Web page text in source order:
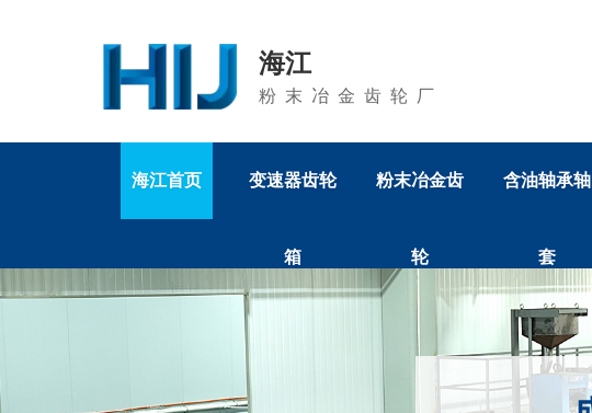
海江
粉末冶金齿轮厂
海江首页 变速器齿轮
箱
粉末冶金齿
轮
含油轴承轴
套